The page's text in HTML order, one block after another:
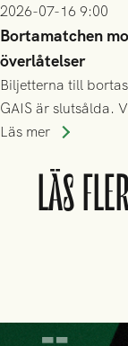
2026-07-16 9:00
Bortamatchen
överlåtelser
Biljetterna till
GAIS är slutsålda.
ännu inte har
Läs mer
LÄS